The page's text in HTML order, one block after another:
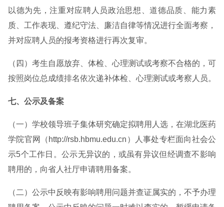
以德为先，注重对应聘人员政治思想、道德品质、能力素
质、工作表现、遵纪守法、廉洁自律等情况进行全面考察，
并对应聘人员的报考资格进行再次复审。
（四）考生自愿放弃、体检、心理测试或考察不合格的，可
按照岗位总成绩排名依次递补体检、心理测试或考察人员。
七、公示及备案
（一）学校领导班子集体研究确定拟聘用人选，在湖北医药
学院官网（http://rsb.hbmu.edu.cn）人事处专栏面向社会公
示5个工作日。公示无异议的，或虽有异议但经调查不影响
聘用的，向省人社厅申请聘用备案。
（二）公示中反映有影响聘用问题并查证属实的，不予办理